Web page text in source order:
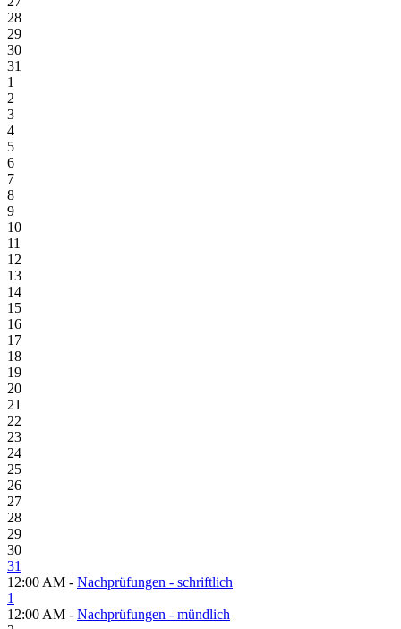
28
29
30
31
1
2
3
4
5
6
7
8
9
10
11
12
13
14
15
16
17
18
19
20
21
22
23
24
25
26
27
28
29
30
31
12:00 AM - Nachprüfungen - schriftlich
1
12:00 AM - Nachprüfungen - mündlich